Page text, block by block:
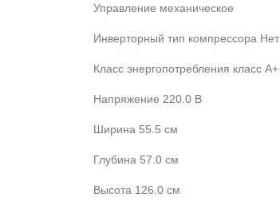
Управление механическое
Инверторный тип компрессора Нет
Класс энергопотребления класс A+
Напряжение 220.0 В
Ширина 55.5 см
Глубина 57.0 см
Высота 126.0 см